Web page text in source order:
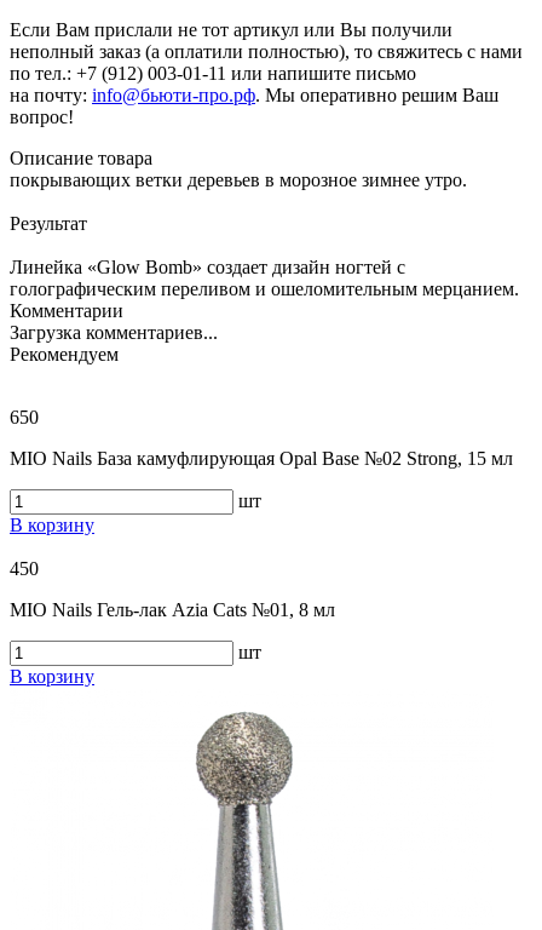
Если Вам прислали не тот артикул или Вы получили
неполный заказ (а оплатили полностью), то свяжитесь с нами
по тел.: +7 (912) 003-01-11 или напишите письмо
на почту: info@бьюти-про.рф. Мы оперативно решим Ваш
вопрос!
Описание товара
покрывающих ветки деревьев в морозное зимнее утро.
Результат
Линейка «Glow Bomb» создает дизайн ногтей с
голографическим переливом и ошеломительным мерцанием.
Комментарии
Загрузка комментариев...
Рекомендуем
650
MIO Nails База камуфлирующая Opal Base №02 Strong, 15 мл
шт
В корзину
450
MIO Nails Гель-лак Azia Cats №01, 8 мл
шт
В корзину